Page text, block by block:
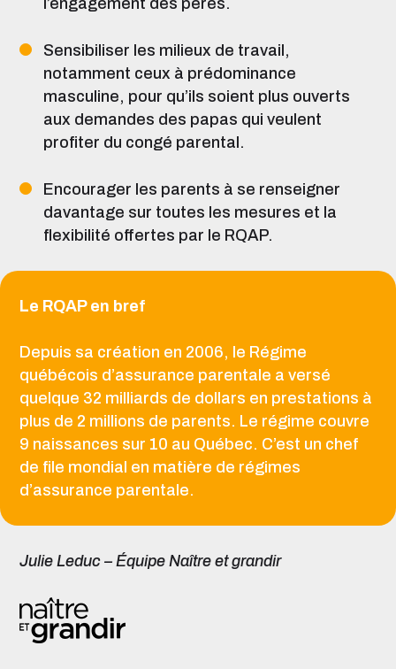
l’engagement des pères.
Sensibiliser les milieux de travail,
notamment ceux à prédominance
masculine, pour qu’ils soient plus ouverts
aux demandes des papas qui veulent
profiter du congé parental.
Encourager les parents à se renseigner
davantage sur toutes les mesures et la
flexibilité offertes par le RQAP.
Le RQAP en bref
Depuis sa création en 2006, le Régime
québécois d’assurance parentale a versé
quelque 32 milliards de dollars en prestations à
plus de 2 millions de parents. Le régime couvre
9 naissances sur 10 au Québec. C’est un chef
de file mondial en matière de régimes
d’assurance parentale.
Julie Leduc – Équipe Naître et grandir